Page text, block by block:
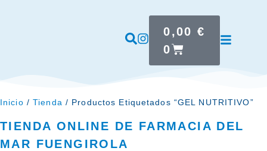
0,00€
0
Inicio /Tienda / Productos Etiquetados “GEL NUTRITIVO”
TIENDA ONLINE DE FARMACIA DEL
MAR FUENGIROLA